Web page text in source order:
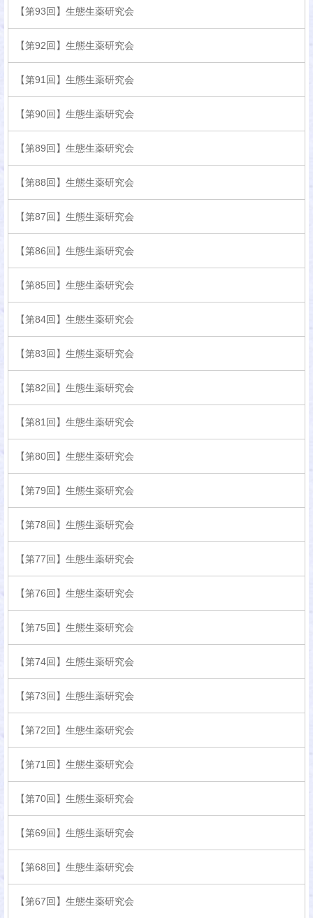
【第93回】生態生薬研究会
【第92回】生態生薬研究会
【第91回】生態生薬研究会
【第90回】生態生薬研究会
【第89回】生態生薬研究会
【第88回】生態生薬研究会
【第87回】生態生薬研究会
【第86回】生態生薬研究会
【第85回】生態生薬研究会
【第84回】生態生薬研究会
【第83回】生態生薬研究会
【第82回】生態生薬研究会
【第81回】生態生薬研究会
【第80回】生態生薬研究会
【第79回】生態生薬研究会
【第78回】生態生薬研究会
【第77回】生態生薬研究会
【第76回】生態生薬研究会
【第75回】生態生薬研究会
【第74回】生態生薬研究会
【第73回】生態生薬研究会
【第72回】生態生薬研究会
【第71回】生態生薬研究会
【第70回】生態生薬研究会
【第69回】生態生薬研究会
【第68回】生態生薬研究会
【第67回】生態生薬研究会